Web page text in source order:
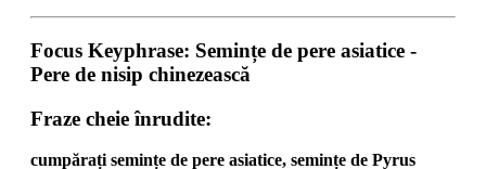
Focus Keyphrase: Semințe de pere asiatice -
Pere de nisip chinezească
Fraze cheie înrudite:
cumpărați semințe de pere asiatice, semințe de Pyrus